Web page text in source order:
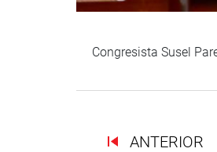
Congresista Susel
ANTERIOR